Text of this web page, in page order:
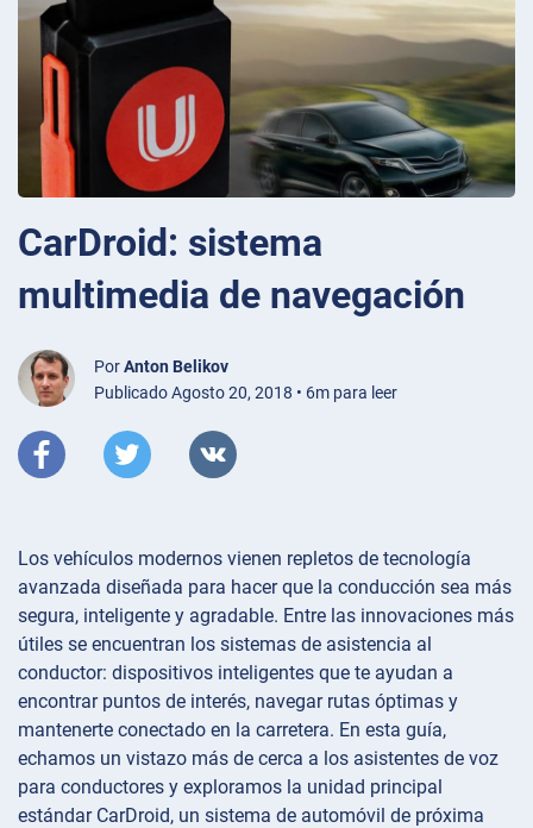
CarDroid: sistema
multimedia de navegación
PorAnton Belikov
Publicado Agosto 20, 2018 • 6m para leer
Los vehículos modernos vienen repletos de tecnología
avanzada diseñada para hacer que la conducción sea más
segura, inteligente y agradable. Entre las innovaciones más
útiles se encuentran los sistemas de asistencia al
conductor: dispositivos inteligentes que te ayudan a
encontrar puntos de interés, navegar rutas óptimas y
mantenerte conectado en la carretera. En esta guía,
echamos un vistazo más de cerca a los asistentes de voz
para conductores y exploramos la unidad principal
estándar CarDroid, un sistema de automóvil de próxima